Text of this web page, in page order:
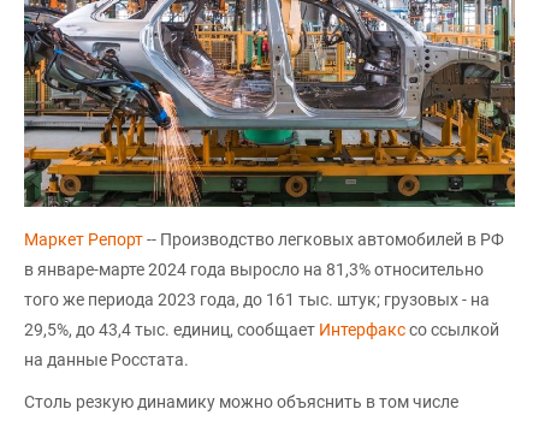
Маркет Репорт-- Производство легковых автомобилей в РФ
в январе-марте 2024 года выросло на 81,3% относительно
того же периода 2023 года, до 161 тыс. штук; грузовых - на
29,5%, до 43,4 тыс. единиц, сообщает Интерфакссо ссылкой
на данные Росстата.
Столь резкую динамику можно объяснить в том числе